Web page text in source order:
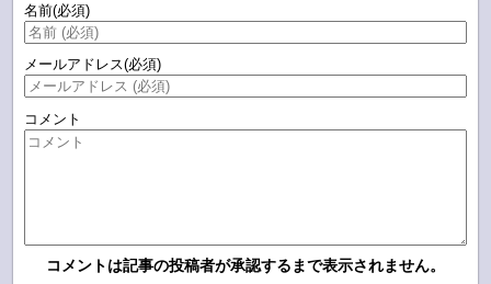
名前(必須)
メールアドレス(必須)
コメント
コメントは記事の投稿者が承認するまで表示されません。